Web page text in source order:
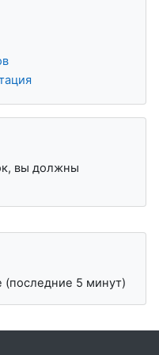
вы должны
(последние 5 минут)